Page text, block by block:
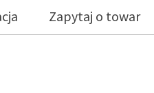
Zapytaj o towar